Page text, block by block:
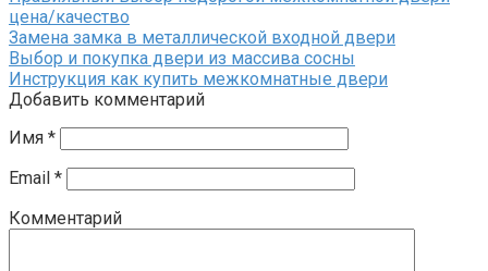
цена/качество
Замена замка в металлической входной двери
Выбор и покупка двери из массива сосны
Инструкция как купить межкомнатные двери
Добавить комментарий
Имя *
Email *
Комментарий